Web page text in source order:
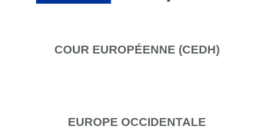
COUR EUROPÉENNE (CEDH)
EUROPE OCCIDENTALE